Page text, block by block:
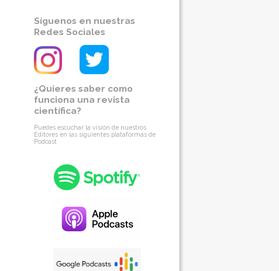
Síguenos en nuestras
Redes Sociales
¿Quieres saber como
funciona una revista
científica?
Puedes escuchar la visión de nuestros
Editores en las siguientes plataformas de
Podcast